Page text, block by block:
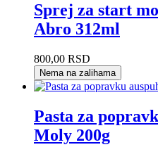
Sprej za start
Abro 312ml
800,00 RSD
Nema na zalihama
Pasta za
Moly 200g